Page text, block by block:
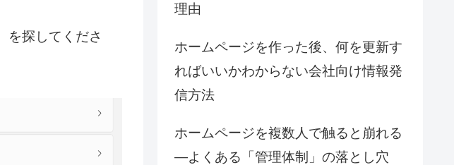
を探してくださ
理由
ホームページを作った後、何を更新す
ればいいかわからない会社向け情報発
信方法
ホームページを複数人で触ると崩れる
―よくある「管理体制」の落とし穴